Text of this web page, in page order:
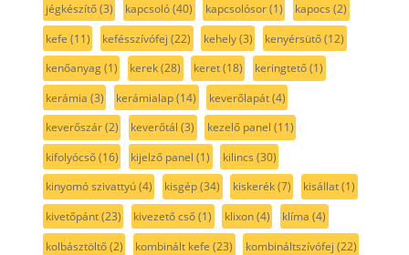
jégkészítő(3) kapcsoló(40) kapcsolósor(1) kapocs (2)
kefe (11) kefésszívófej (22) kehely(3) kenyérsütő(12)
kenőanyag(1) kerek(28) keret(18) keringtető(1)
kerámia (3) kerámialap(14) keverőlapát(4)
keverőszár(2) keverőtál (3) kezelő panel (11)
kifolyócső(16) kijelző panel (1) kilincs (30)
kinyomó szivattyú(4) kisgép(34) kiskerék(7) kisállat(1)
kivetőpánt(23) kivezető cső(1) klixon(4) klíma (4)
kolbásztöltő(2) kombinált kefe (23) kombináltszívófej (22)